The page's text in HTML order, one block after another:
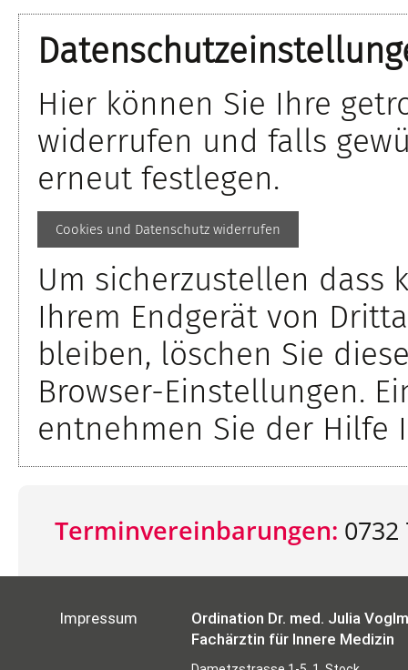
Hier können Sie Ihre
widerrufen und falls
erneut festlegen.
Cookies und Datenschutz widerrufen
Um sicherzustellen dass
Ihrem Endgerät von
bleiben, löschen Sie
Browser-Einstellungen.
entnehmen Sie der Hilfe
Terminvereinbarungen: 0732
Impressum
Ordination Dr. med. Julia
Fachärztin für Innere Medizin